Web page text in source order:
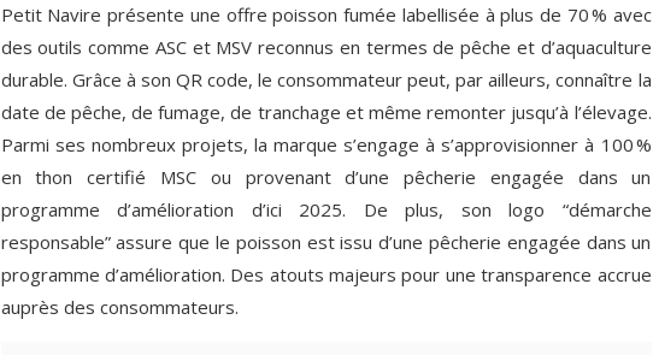
Petit Navire présente une offre poisson fumée labellisée à plus de 70 % avec
des outils comme ASC et MSV reconnus en termes de pêche et d’aquaculture
durable. Grâce à son QR code, le consommateur peut, par ailleurs, connaître la
date de pêche, de fumage, de tranchage et même remonter jusqu’à l’élevage.
Parmi ses nombreux projets, la marque s’engage à s’approvisionner à 100 %
en thon certifié MSC ou provenant d’une pêcherie engagée dans un
programme d’amélioration d’ici 2025. De plus, son logo “démarche
responsable” assure que le poisson est issu d’une pêcherie engagée dans un
programme d’amélioration. Des atouts majeurs pour une transparence accrue
auprès des consommateurs.